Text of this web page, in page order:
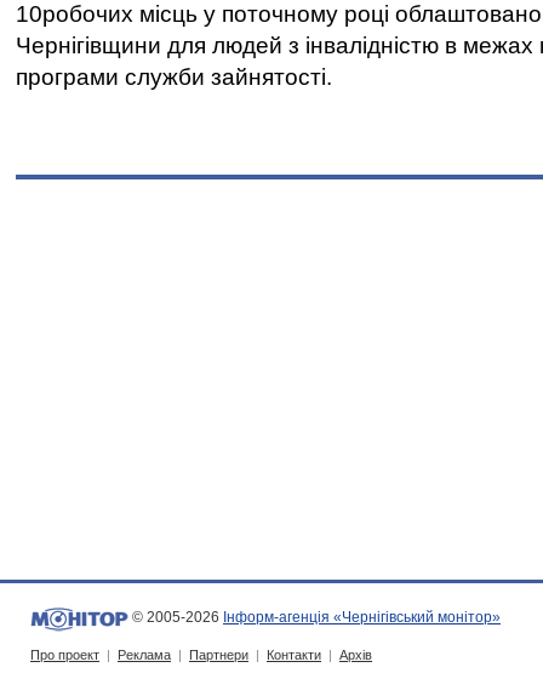
10робочих місць у поточному році
Чернігівщини для людей з інвалідністю в межах
програми служби зайнятості.
© 2005-2026 Інформ-агенція «Чернігівський монітор»
Про проект | Реклама | Партнери | Контакти | Архів